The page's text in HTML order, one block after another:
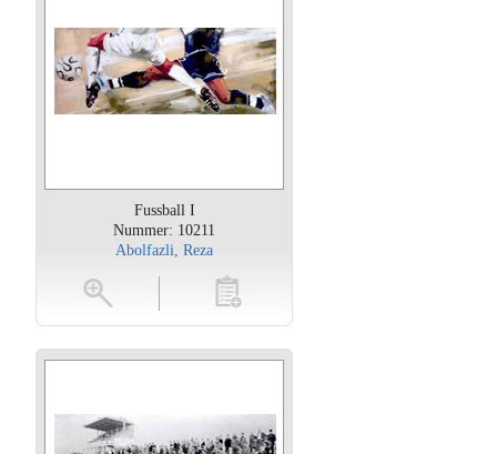
Fussball I
Nummer: 10211
Abolfazli, Reza
toevoegen